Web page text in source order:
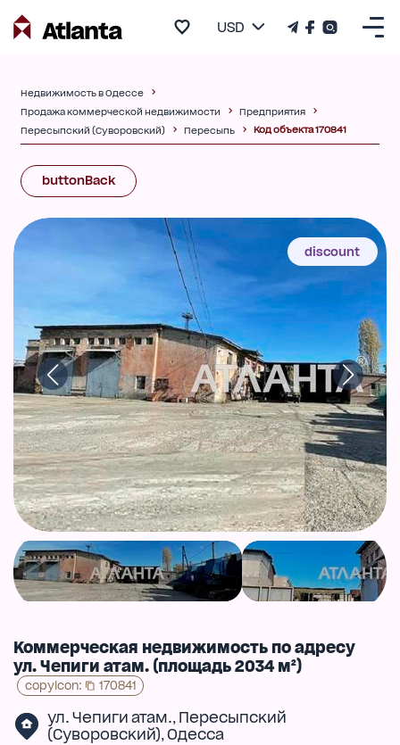
USD
Недвижимость в Одессе
Продажа коммерческой недвижимости
Предприятия
Пересыпский (Суворовский)
Пересыпь Код объекта 170841
buttonBack
discount
Коммерческая недвижимость по адресу
ул. Чепиги атам. (площадь 2034 м²)
copyIcon: 170841
ул. Чепиги атам., Пересыпский
(Суворовский),Одесса